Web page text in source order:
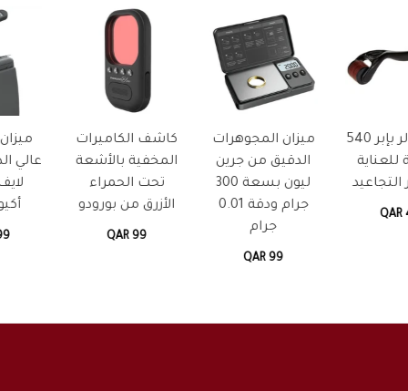
ليون بسعة 300
جرام ودقة 0.01
كاشف الكاميرات
المخفية بالأشعة
تحت الحمراء
الأزرق من بورودو
QAR 99
ميزان الحقائب
عالي الدقة بورودو
لايف ستايل
أكيوسكيل
QAR 99
حامل
الشمس
السيارة
ليون